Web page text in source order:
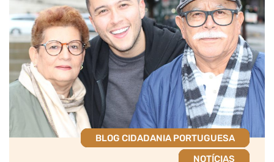
BLOG CIDADANIA PORTUGUESA
NOTÍCIAS